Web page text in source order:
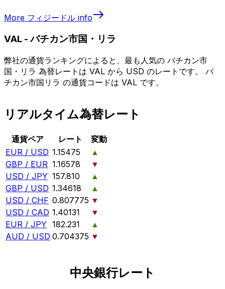
More フィジードル info
VAL -バチカン市国・リラ
弊社の通貨ランキングによると、最も人気の バチカン市
国・リラ 為替レートは VAL から USD のレートです。 バ
チカン市国リラ の通貨コードは VAL です。
リアルタイム為替レート
通貨ペア レート
変動
EUR / USD 1.15475
▲
GBP / EUR 1.16578
▼
USD / JPY 157.810
▲
GBP / USD 1.34618
▲
USD / CHF 0.807775 ▼
USD / CAD 1.40131
▼
EUR / JPY 182.231
▲
AUD / USD 0.704375 ▼
中央銀行レート